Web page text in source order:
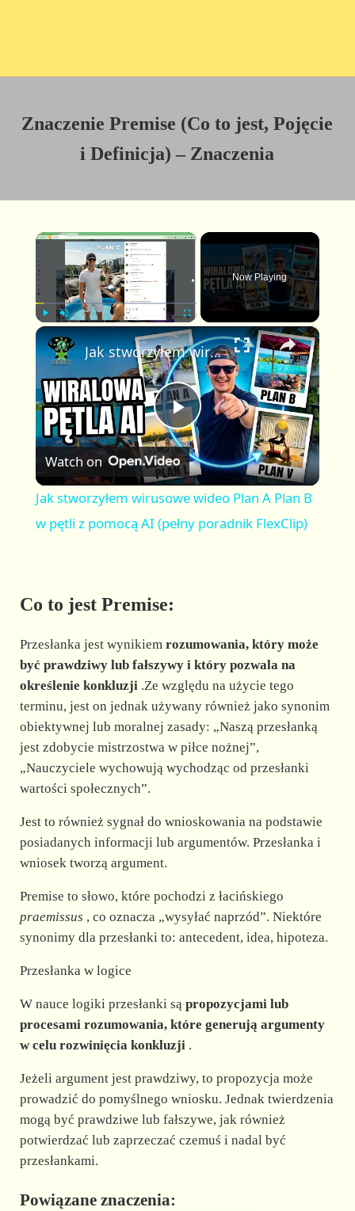
Znaczenie Premise (Co to jest, Pojęcie
i Definicja) – Znaczenia
×
y
n
m
t
e
F
u
l
l
s
c
r
e
n
Now Playing
×
P
l
a
i
d
e
Jak stworzyłem wirusowe wideo Plan A Plan B w pętli z pomocą AI (pełny poradnik FlexClip)
Watch on
Jak stworzyłem wirusowe wideo Plan A Plan B
w pętli z pomocą AI (pełny poradnik FlexClip)
Co to jest Premise:
Przesłanka jest wynikiem rozumowania, który może
być prawdziwy lub fałszywy i który pozwala na
określenie konkluzji.Ze względu na użycie tego
terminu, jest on jednak używany również jako synonim
obiektywnej lub moralnej zasady: „Naszą przesłanką
jest zdobycie mistrzostwa w piłce nożnej”,
„Nauczyciele wychowują wychodząc od przesłanki
wartości społecznych”.
Jest to również sygnał do wnioskowania na podstawie
posiadanych informacji lub argumentów. Przesłanka i
wniosek tworzą argument.
Premise to słowo, które pochodzi z łacińskiego
praemissus , co oznacza „wysyłać naprzód”. Niektóre
synonimy dla przesłanki to: antecedent, idea, hipoteza.
Przesłanka w logice
W nauce logiki przesłanki są propozycjami lub
procesami rozumowania, które generują argumenty
w celu rozwinięcia konkluzji.
Jeżeli argument jest prawdziwy, to propozycja może
prowadzić do pomyślnego wniosku. Jednak twierdzenia
mogą być prawdziwe lub fałszywe, jak również
potwierdzać lub zaprzeczać czemuś i nadal być
przesłankami.
Powiązane znaczenia: